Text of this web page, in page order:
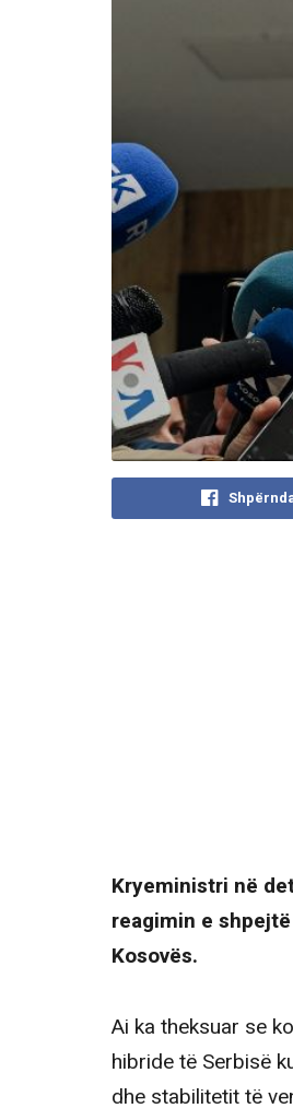
Kryeministri në
reagimin e
Kosovës.
Ai ka theksuar se
hibride të Serbisë
dhe stabilitetit të